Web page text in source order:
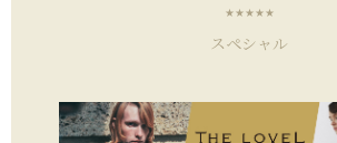
スペシャル